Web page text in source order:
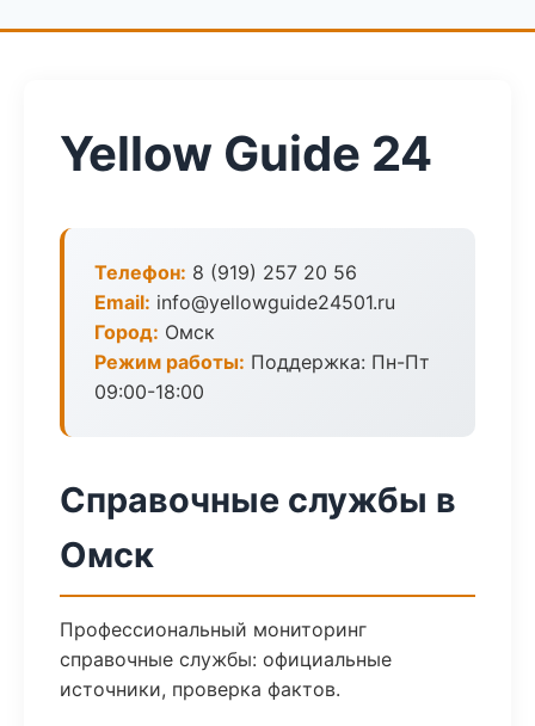
Yellow Guide 24
Телефон: 8 (919) 257 20 56
Email: info@yellowguide24501.ru
Город: Омск
Режим работы: Поддержка: Пн-Пт
09:00-18:00
Справочные службы в
Омск
Профессиональный мониторинг
справочные службы: официальные
источники, проверка фактов.